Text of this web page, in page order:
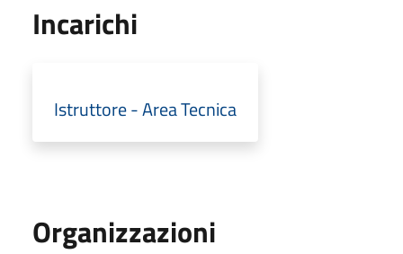
Incarichi
Istruttore - Area Tecnica
Organizzazioni